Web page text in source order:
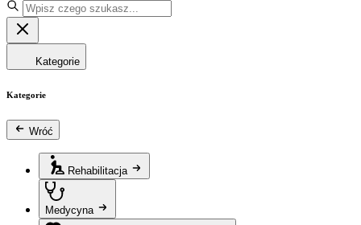
Kategorie
Kategorie
Wróć
Rehabilitacja
Medycyna